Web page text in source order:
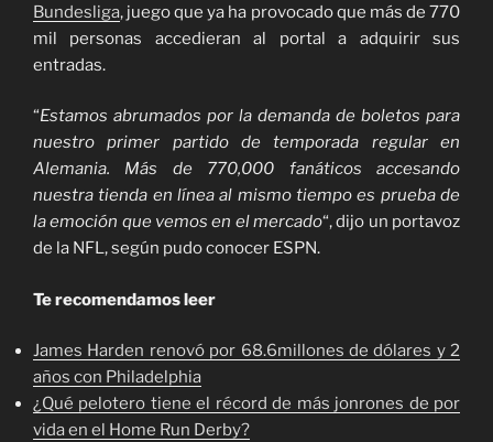
Bundesliga, juego que ya ha provocado que más de 770
mil personas accedieran al portal a adquirir sus
entradas.
“Estamos abrumados por la demanda de boletos para
nuestro primer partido de temporada regular en
Alemania. Más de 770,000 fanáticos accesando
nuestra tienda en línea al mismo tiempo es prueba de
la emoción que vemos en el mercado“, dijo un portavoz
de la NFL, según pudo conocer ESPN.
Te recomendamos leer
James Harden renovó por 68.6millones de dólares y 2
años con Philadelphia
¿Qué pelotero tiene el récord de más jonrones de por
vida en el Home Run Derby?